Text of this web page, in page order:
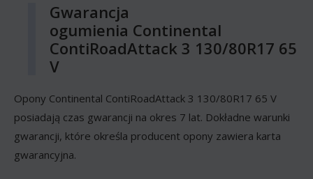
Gwarancja
ogumienia Continental
ContiRoadAttack 3 130/80R17 65
V
Opony Continental ContiRoadAttack 3 130/80R17 65 V
posiadają czas gwarancji na okres 7 lat. Dokładne warunki
gwarancji, które określa producent opony zawiera karta
gwarancyjna.